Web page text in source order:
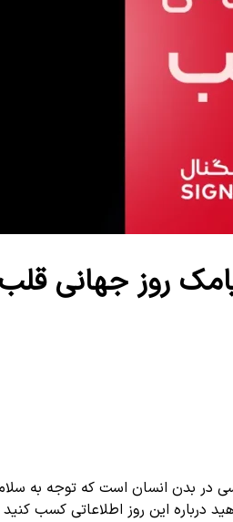
روز جهانی قلب
بدن انسان است که توجه به سلامت
درباره این روز اطلاعاتی کسب کنید